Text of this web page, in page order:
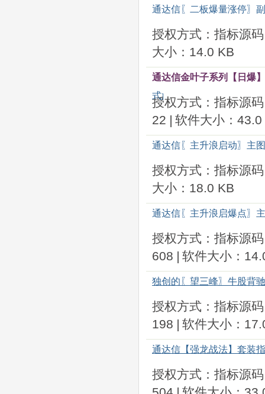
通达信〖二板爆量涨停〗
授权方式：指标源码
大小：14.0 KB
通达信金叶子系列【日爆
式]
授权方式：指标源码
22 | 软件大小：43.0
通达信〖主升浪启动〗主
授权方式：指标源码
大小：18.0 KB
通达信〖主升浪启爆点〗
授权方式：指标源码
608 | 软件大小：
独创的〖望三峰〗牛股背
授权方式：指标源码
198 | 软件大小：
通达信【强龙战法】套装
授权方式：指标源码